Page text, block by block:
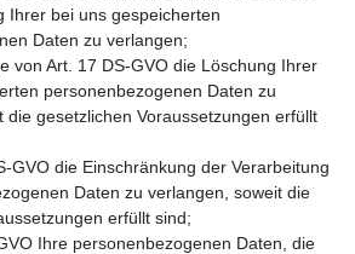
Ihrer bei uns gespeicherten
Daten zu verlangen;
von Art. 17 DS-GVO die Löschung Ihrer
personenbezogenen Daten zu
die gesetzlichen Voraussetzungen erfüllt
GVO die Einschränkung der Verarbeitung
Daten zu verlangen, soweit die
erfüllt sind;
Ihre personenbezogenen Daten, die